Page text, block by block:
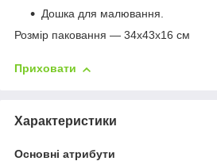
Дошка для малювання.
Розмір паковання — 34х43х16 см
Приховати
Характеристики
Основні атрибути